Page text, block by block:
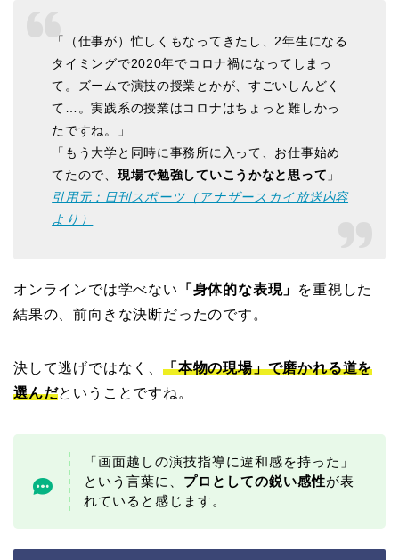
「（仕事が）忙しくもなってきたし、2年生になる
タイミングで2020年でコロナ禍になってしまっ
て。ズームで演技の授業とかが、すごいしんどく
て…。実践系の授業はコロナはちょっと難しかっ
たですね。」
「もう大学と同時に事務所に入って、お仕事始め
てたので、 現場で勉強していこうかなと思って 」
引用元：日刊スポーツ（アナザースカイ放送内容
より）
オンラインでは学べない 「身体的な表現」
を重視した
結果の、前向きな決断だったのです。
決して逃げではなく、 「本物の現場」で磨かれる道を
選んだということですね。
「画面越しの演技指導に違和感を持った」
という言葉に、 プロとしての鋭い感性が表
れていると感じます。